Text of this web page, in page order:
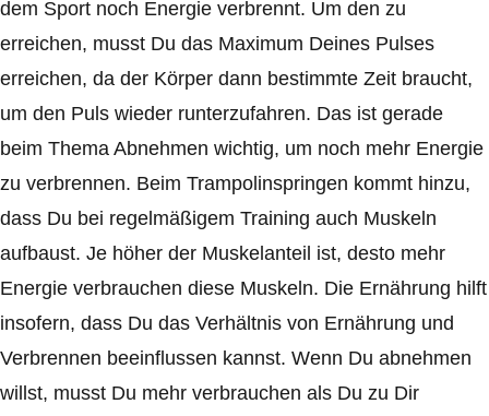
dem Sport noch Energie verbrennt. Um den zu
erreichen, musst Du das Maximum Deines Pulses
erreichen, da der Körper dann bestimmte Zeit braucht,
um den Puls wieder runterzufahren. Das ist gerade
beim Thema Abnehmen wichtig, um noch mehr Energie
zu verbrennen. Beim Trampolinspringen kommt hinzu,
dass Du bei regelmäßigem Training auch Muskeln
aufbaust. Je höher der Muskelanteil ist, desto mehr
Energie verbrauchen diese Muskeln. Die Ernährung hilft
insofern, dass Du das Verhältnis von Ernährung und
Verbrennen beeinflussen kannst. Wenn Du abnehmen
willst, musst Du mehr verbrauchen als Du zu Dir